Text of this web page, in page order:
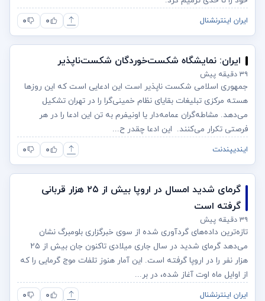
ایران اینترنشنال ۰ ۰
ایران: نمایشگاه شکست‌خوردگان شکست‌ناپذیر
۳۹ دقیقه پیش
جمهوری اسلامی شکست ناپذیر است این ادعایی است که این روزها
هسته مرکزی تبلیغات بقایای نظام خمینی‌گرا را در تهران تشکیل
می‌دهد. مشاطه‌گران عمامه‌دار یا اونیفرم به‌ تن این ادعا را در هر
فرصتی تکرار می‌کنند. این ادعا چقدر ح...
ایندیپندنت ۰ ۰
گرمای شدید امسال در اروپا بیش از ۲۵ هزار قربانی
گرفته است
۳۹ دقیقه پیش
تازه‌ترین داده‌های گردآوری شده از سوی خبرگزاری بلومبرگ نشان
می‌دهد گرمای شدید در سال جاری میلادی تاکنون جان بیش از ۲۵
هزار نفر را در اروپا گرفته است. این آمار هنوز تلفات موج گرمایی را که
از اوایل ماه اوت آغاز شده، در بر...
ایران اینترنشنال ۰ ۰